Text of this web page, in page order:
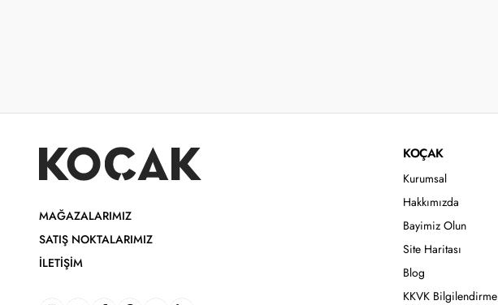
MAĞAZALARIMIZ
SATIŞ NOKTALARIMIZ
İLETIŞIM
KOÇAK
Kurumsal
Hakkımızda
Bayimiz Olun
Site Haritası
Blog
KKVK Bilgilendirme